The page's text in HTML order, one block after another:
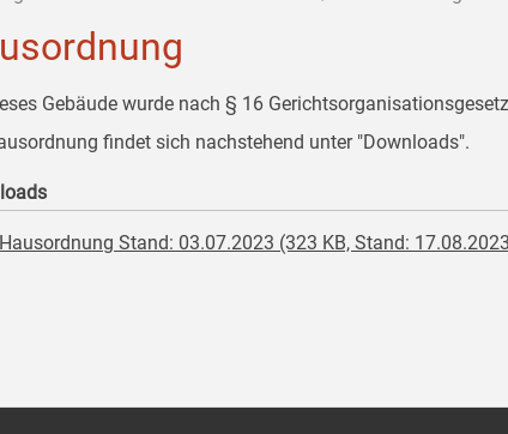
Gebäude wurde nach § 16
findet sich nachstehend unter "Downloads".
Hausordnung Stand: 03.07.2023 (323 KB, Stand: